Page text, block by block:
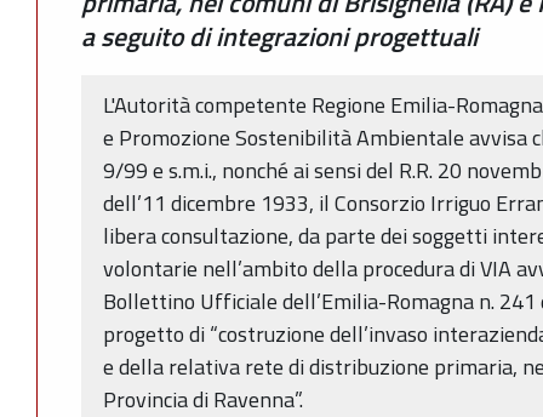
a seguito di integrazioni progettuali
L'Autorità competente Regione Emilia-
e Promozione Sostenibilità Ambientale avvisa
9/99 e s.m.i., nonché ai sensi del R.R. 20
dell’11 dicembre 1933, il Consorzio Irriguo
libera consultazione, da parte dei soggetti
volontarie nell’ambito della procedura di VIA
Bollettino Ufficiale dell’Emilia-Romagna n.
progetto di “costruzione dell’invaso
e della relativa rete di distribuzione primaria,
Provincia di Ravenna”.